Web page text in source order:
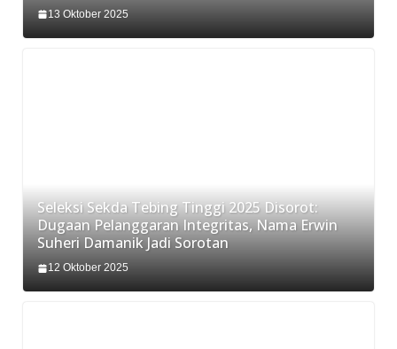
13 Oktober 2025
Seleksi Sekda Tebing Tinggi 2025 Disorot:
Dugaan Pelanggaran Integritas, Nama Erwin
Suheri Damanik Jadi Sorotan
12 Oktober 2025